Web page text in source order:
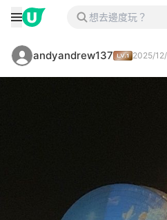
andyandrew137 2025/